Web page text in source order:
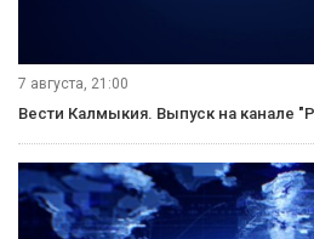
7 августа, 21:00
Вести Калмыкия. Выпуск на канале